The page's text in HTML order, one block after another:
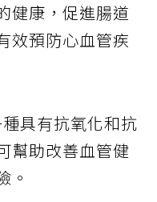
健康，促進腸道
效預防心血管疾
具有抗氧化和抗
幫助改善血管健
。